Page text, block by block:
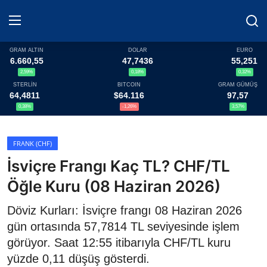
Haberler
Döviz
Altın Fiyatları
Döviz Kurları
Fonlar
Kripto Paralar
Çeviriciler
GRAM ALTIN
6.660,55
2,59%
DOLAR
47,7436
0,18%
EURO
55,251
0,32%
STERLİN
64,4811
0,38%
BITCOIN
$64.116
-1,26%
GRAM GÜMÜŞ
97,57
3,57%
FRANK (CHF)
İsviçre Frangı Kaç TL? CHF/TL
Öğle Kuru (08 Haziran 2026)
Döviz Kurları: İsviçre frangı 08 Haziran 2026
gün ortasında 57,7814 TL seviyesinde işlem
görüyor. Saat 12:55 itibarıyla CHF/TL kuru
yüzde 0,11 düşüş gösterdi.